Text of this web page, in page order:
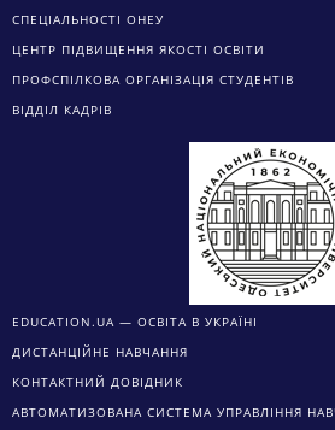
СПЕЦІАЛЬНОСТІ ОНЕУ
ЦЕНТР ПІДВИЩЕННЯ ЯКОСТІ ОСВІТИ
ПРОФСПІЛКОВА ОРГАНІЗАЦІЯ СТУДЕНТІВ
ВІДДІЛ КАДРІВ
EDUCATION.UA — ОСВІТА В УКРАЇНІ
ДИСТАНЦІЙНЕ НАВЧАННЯ
КОНТАКТНИЙ ДОВІДНИК
АВТОМАТИЗОВАНА СИСТЕМА УПРАВЛІННЯ